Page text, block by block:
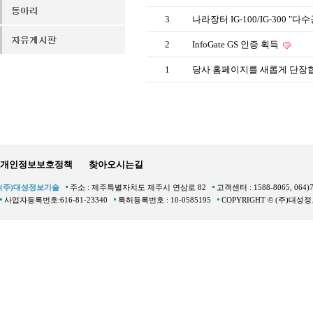
3 나라장터 IG-100/IG-300 "다
2 InfoGate GS 인증 획득
1 당사 홈페이지를 새롭게 단장
개인정보보호정책 찾아오시는길
(주)대성정보기술 주소 : 제주특별자치도 제주시 연삼로 82
고객센터 : 1588-8065,
사업자등록번호:616-81-23340
특허등록번호 : 10-0585195 COPYRIGHT © (주)대성